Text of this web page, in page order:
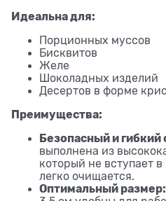
Идеальна для:
Порционных муссов
Бисквитов
Желе
Шоколадных изделий
Десертов в форме
Преимущества:
Безопасный и гибкий
выполнена из
который не вступает
легко очищается.
Оптимальный размер: